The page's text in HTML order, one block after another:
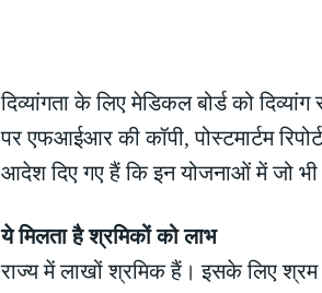
दिव्यांगता के लिए मेडिकल बोर्ड को
पर एफआईआर की कॉपी, पोस्टमार्टम
आदेश दिए गए हैं कि इन योजनाओं में जो
ये मिलता है श्रमिकों को लाभ
राज्य में लाखों श्रमिक हैं। इसके लिए श्रम